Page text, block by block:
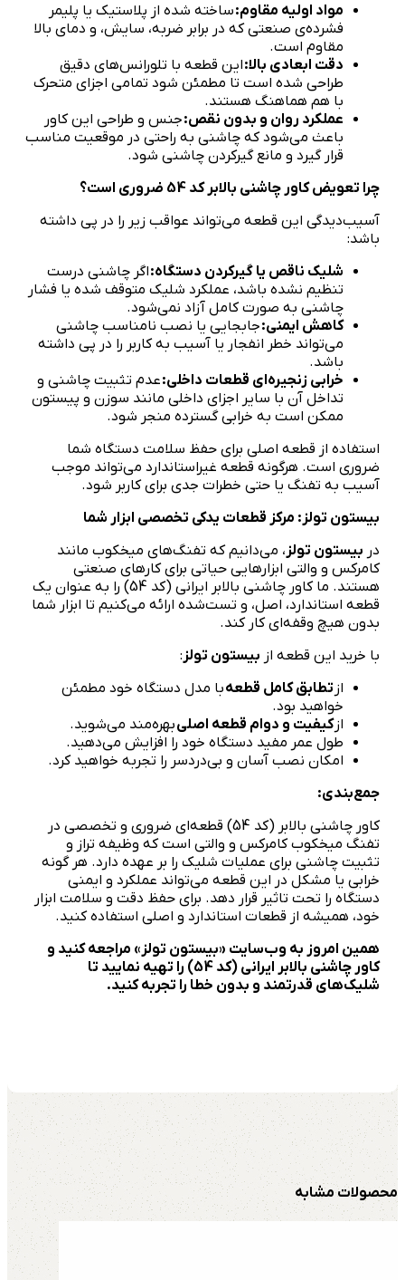
مواد اولیه مقاوم:ساخته شده از پلاستیک یا پلیمر
فشرده‌ی صنعتی که در برابر ضربه، سایش، و دمای بالا
مقاوم است.
دقت ابعادی بالا:این قطعه با تلورانس‌های دقیق
طراحی شده است تا مطمئن شود تمامی اجزای متحرک
با هم هماهنگ هستند.
عملکرد روان و بدون نقص:جنس و طراحی این کاور
باعث می‌شود که چاشنی به راحتی در موقعیت مناسب
قرار گیرد و مانع گیرکردن چاشنی شود.
چرا تعویض کاور چاشنی بالابر کد 54 ضروری است؟
آسیب‌دیدگی این قطعه می‌تواند عواقب زیر را در پی داشته
باشد:
شلیک ناقص یا گیرکردن دستگاه:اگر چاشنی درست
تنظیم نشده باشد، عملکرد شلیک متوقف شده یا فشار
چاشنی به صورت کامل آزاد نمی‌شود.
کاهش ایمنی:جابجایی یا نصب نامناسب چاشنی
می‌تواند خطر انفجار یا آسیب به کاربر را در پی داشته
باشد.
خرابی زنجیره‌ای قطعات داخلی:عدم تثبیت چاشنی و
تداخل آن با سایر اجزای داخلی مانند سوزن و پیستون
ممکن است به خرابی گسترده منجر شود.
استفاده از قطعه اصلی برای حفظ سلامت دستگاه شما
ضروری است. هرگونه قطعه غیراستاندارد می‌تواند موجب
آسیب به تفنگ یا حتی خطرات جدی برای کاربر شود.
بیستون تولز: مرکز قطعات یدکی تخصصی ابزار شما
در بیستون تولز ، می‌دانیم که تفنگ‌های میخکوب مانند
کامرکس و والتی ابزارهایی حیاتی برای کارهای صنعتی
هستند. ما کاور چاشنی بالابر ایرانی (کد 54) را به عنوان یک
قطعه استاندارد، اصل، و تست‌شده ارائه می‌کنیم تا ابزار شما
بدون هیچ وقفه‌ای کار کند.
با خرید این قطعه از بیستون تولز :
از تطابق کامل قطعهبا مدل دستگاه خود مطمئن
خواهید بود.
ازکیفیت و دوام قطعه اصلیبهره‌مند می‌شوید.
طول عمر مفید دستگاه خود را افزایش می‌دهید.
امکان نصب آسان و بی‌دردسر را تجربه خواهید کرد.
جمع‌بندی:
کاور چاشنی بالابر (کد 54) قطعه‌ای ضروری و تخصصی در
تفنگ میخکوب کامرکس و والتی است که وظیفه تراز و
تثبیت چاشنی برای عملیات شلیک را بر عهده دارد. هر گونه
خرابی یا مشکل در این قطعه می‌تواند عملکرد و ایمنی
دستگاه را تحت تاثیر قرار دهد. برای حفظ دقت و سلامت ابزار
خود، همیشه از قطعات استاندارد و اصلی استفاده کنید.
همین امروز به وب‌سایت «بیستون تولز» مراجعه کنید و
کاور چاشنی بالابر ایرانی (کد 54) را تهیه نمایید تا
شلیک‌های قدرتمند و بدون خطا را تجربه کنید.
محصولات مشابه